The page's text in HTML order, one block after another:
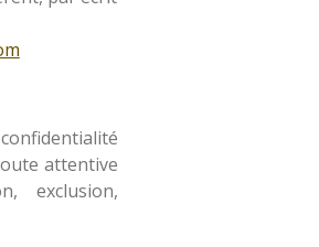
attentive
exclusion,